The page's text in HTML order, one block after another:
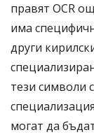
правят OCR
има
други
тези символи
могат да